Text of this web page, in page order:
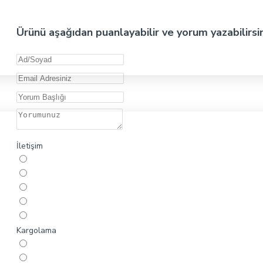
Ürünü aşağıdan puanlayabilir ve yorum
İletişim
Kargolama